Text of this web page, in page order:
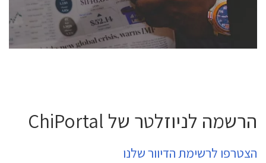
לחץ לפרטים
הרשמה לניוזלטר של ChiPortal
הצטרפו לרשימת הדיוור שלנו